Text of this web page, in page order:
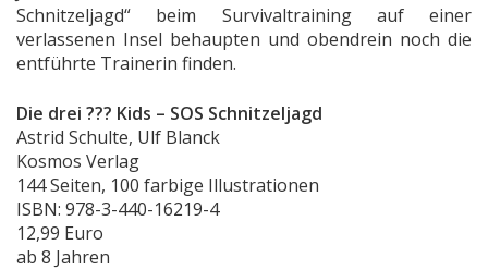
Schnitzeljagd“ beim Survivaltraining auf einer
verlassenen Insel behaupten und obendrein noch die
entführte Trainerin finden.
Die drei ??? Kids – SOS Schnitzeljagd
Astrid Schulte, Ulf Blanck
Kosmos Verlag
144 Seiten, 100 farbige Illustrationen
ISBN: 978-3-440-16219-4
12,99 Euro
ab 8 Jahren